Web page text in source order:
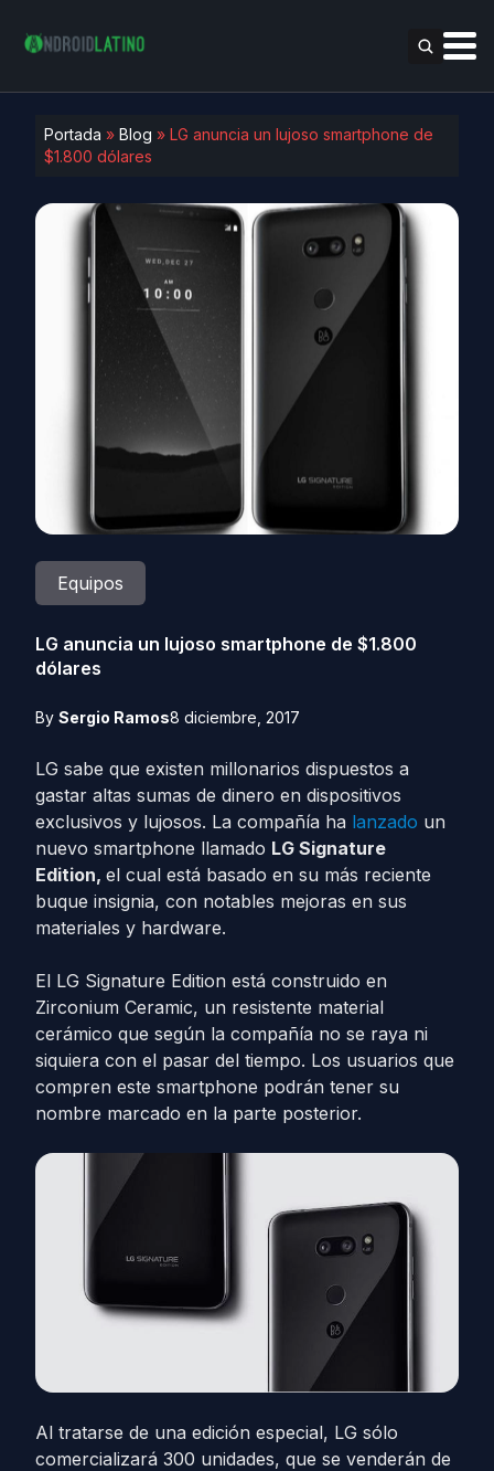
Portada » Blog » LG anuncia un lujoso smartphone de
$1.800 dólares
Equipos
LG anuncia un lujoso smartphone de $1.800
dólares
By Sergio Ramos8 diciembre, 2017
LG sabe que existen millonarios dispuestos a
gastar altas sumas de dinero en dispositivos
exclusivos y lujosos. La compañía ha lanzado un
nuevo smartphone llamado LG Signature
Edition, el cual está basado en su más reciente
buque insignia, con notables mejoras en sus
materiales y hardware.
El LG Signature Edition está construido en
Zirconium Ceramic, un resistente material
cerámico que según la compañía no se raya ni
siquiera con el pasar del tiempo. Los usuarios que
compren este smartphone podrán tener su
nombre marcado en la parte posterior.
Al tratarse de una edición especial, LG sólo
comercializará 300 unidades, que se venderán de